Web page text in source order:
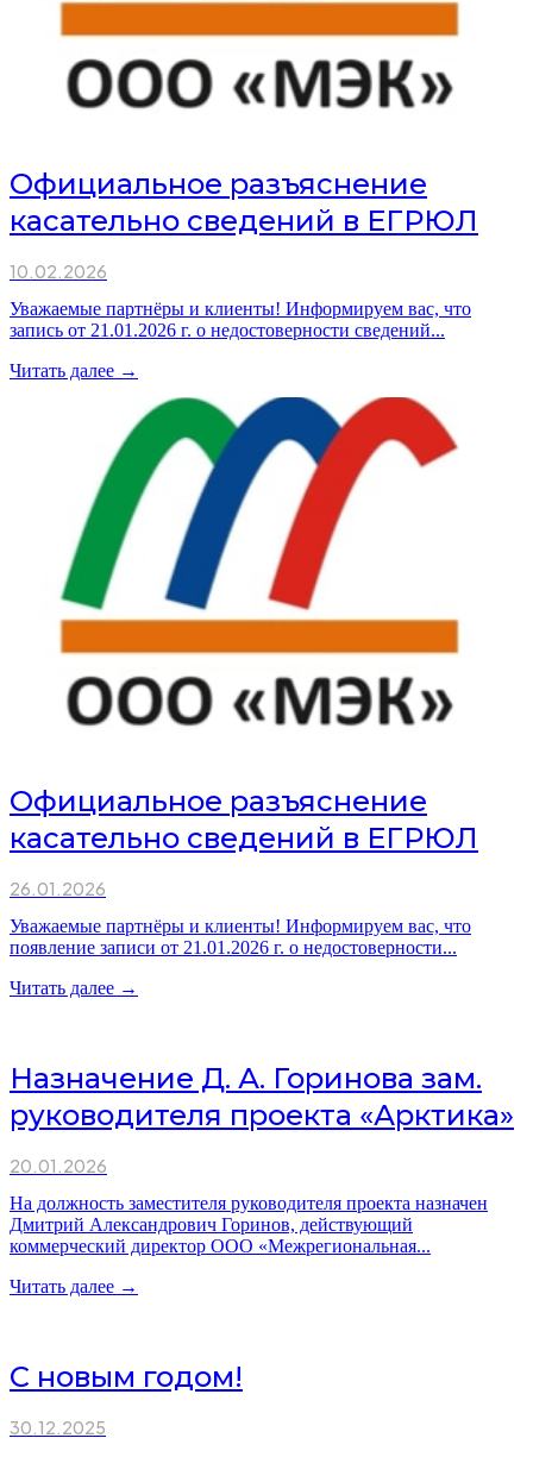
Официальное разъяснение
касательно сведений в ЕГРЮЛ
10.02.2026
Уважаемые партнёры и клиенты! Информируем вас, что
запись от 21.01.2026 г. о недостоверности сведений...
Читать далее →
Официальное разъяснение
касательно сведений в ЕГРЮЛ
26.01.2026
Уважаемые партнёры и клиенты! Информируем вас, что
появление записи от 21.01.2026 г. о недостоверности...
Читать далее →
Назначение Д. А. Горинова зам.
руководителя проекта «Арктика»
20.01.2026
На должность заместителя руководителя проекта назначен
Дмитрий Александрович Горинов, действующий
коммерческий директор ООО «Межрегиональная...
Читать далее →
С новым годом!
30.12.2025